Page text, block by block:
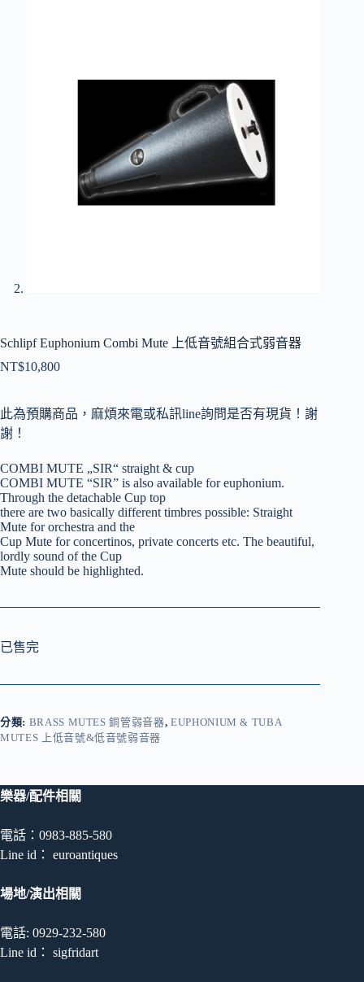
Schlipf Euphonium Combi Mute 上低音號組合式弱音器
NT$10,800
此為預購商品，麻煩來電或私訊line詢問是否有現貨！謝
謝！
COMBI MUTE „SIR“ straight & cup
COMBI MUTE “SIR” is also available for euphonium.
Through the detachable Cup top
there are two basically different timbres possible: Straight
Mute for orchestra and the
Cup Mute for concertinos, private concerts etc. The beautiful,
lordly sound of the Cup
Mute should be highlighted.
已售完
分類: BRASS MUTES 銅管弱音器, EUPHONIUM & TUBA
MUTES 上低音號&低音號弱音器
樂器/配件相關
電話：0983-885-580
Line id： euroantiques
場地/演出相關
電話: 0929-232-580
Line id： sigfridart